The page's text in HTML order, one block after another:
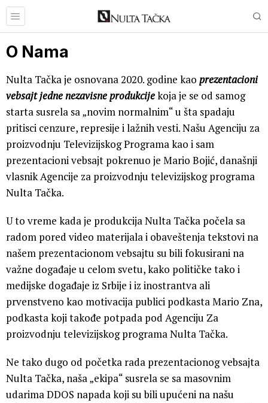
O Nama
Nulta Tačka je osnovana 2020. godine kao prezentacioni
vebsajt jedne nezavisne produkcijekoja je se od samog
starta susrela sa „novim normalnim“ u šta spadaju
pritisci cenzure, represije i lažnih vesti. Našu Agenciju za
proizvodnju Televizijskog Programa kao i sam
prezentacioni vebsajt pokrenuo je Mario Bojić, današnji
vlasnik Agencije za proizvodnju televizijskog programa
Nulta Tačka.
U to vreme kada je produkcija Nulta Tačka počela sa
radom pored video materijala i obaveštenja tekstovi na
našem prezentacionom vebsajtu su bili fokusirani na
važne događaje u celom svetu, kako političke tako i
medijske događaje iz Srbije i iz inostrantva ali
prvenstveno kao motivacija publici podkasta Mario Zna,
podkasta koji takođe potpada pod Agenciju Za
proizvodnju televizijskog programa Nulta Tačka.
Ne tako dugo od početka rada prezentacionog vebsajta
Nulta Tačka, naša „ekipa“ susrela se sa masovnim
udarima DDOS napada koji su bili upućeni na našu